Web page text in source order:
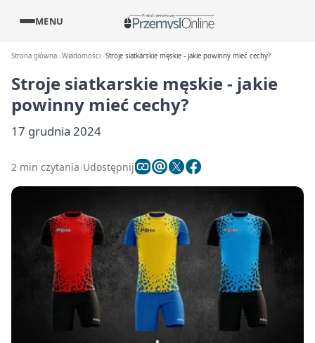
MENU
Strona główna Wiadomości Stroje siatkarskie męskie - jakie powinny mieć cechy?
Stroje siatkarskie męskie - jakie
powinny mieć cechy?
17 grudnia 2024
2 min czytania Udostępnij